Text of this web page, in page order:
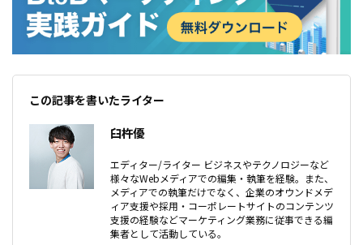
この記事を書いたライター
臼杵優
エディター/ライター ビジネスやテクノロジーなど
様々なWebメディアでの編集・執筆を経験。また、
メディアでの執筆だけでなく、企業のオウンドメデ
ィア支援や採用・コーポレートサイトのコンテンツ
支援の経験などマーケティング業務に従事できる編
集者として活動している。